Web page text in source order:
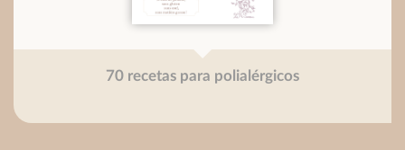
70 recetas para polialérgicos